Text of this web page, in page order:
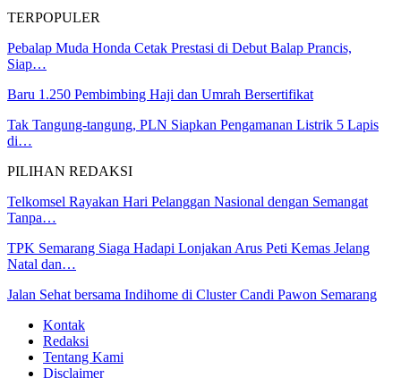
TERPOPULER
Pebalap Muda Honda Cetak Prestasi di Debut Balap Prancis,
Siap…
Baru 1.250 Pembimbing Haji dan Umrah Bersertifikat
Tak Tangung-tangung, PLN Siapkan Pengamanan Listrik 5 Lapis
di…
PILIHAN REDAKSI
Telkomsel Rayakan Hari Pelanggan Nasional dengan Semangat
Tanpa…
TPK Semarang Siaga Hadapi Lonjakan Arus Peti Kemas Jelang
Natal dan…
Jalan Sehat bersama Indihome di Cluster Candi Pawon Semarang
Kontak
Redaksi
Tentang Kami
Disclaimer